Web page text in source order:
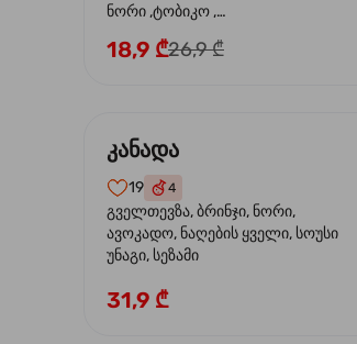
ნორი ,ტობიკო ,
სეზამი, ტერიაკის სოუსი
18,9 ₾26,9 ₾
კანადა
19 4
გველთევზა, ბრინჯი, ნორი,
ავოკადო, ნაღების ყველი, სოუსი
უნაგი, სეზამი
31,9 ₾